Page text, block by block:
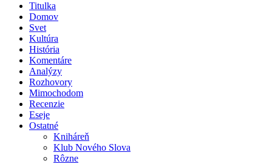
Titulka
Domov
Svet
Kultúra
História
Komentáre
Analýzy
Rozhovory
Mimochodom
Recenzie
Eseje
Ostatné
Kniháreň
Klub Nového Slova
Rôzne